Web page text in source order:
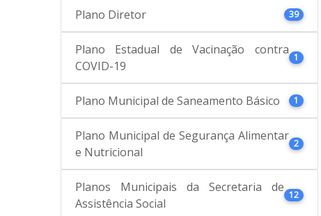
Plano Diretor 39
Plano Estadual de Vacinação contra
COVID-19
1
Plano Municipal de Saneamento Básico 1
Plano Municipal de Segurança Alimentar
e Nutricional
2
Planos Municipais da Secretaria de
Assistência Social
12